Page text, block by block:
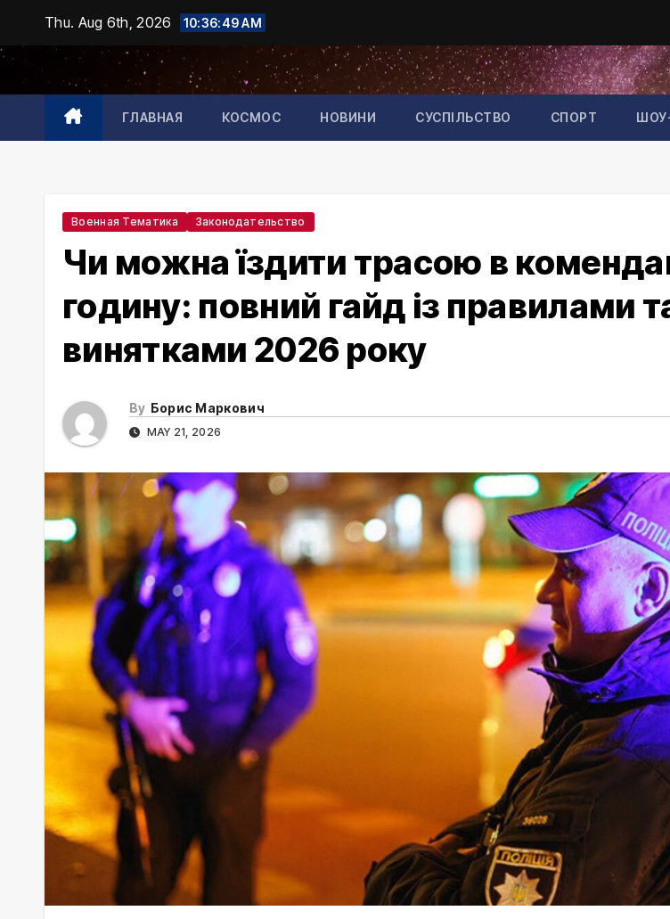
content
Thu. Aug 6th, 2026 10:36:50 AM
ГЛАВНАЯ КОСМОС НОВИНИ СУСПІЛЬСТВО СПОРТ
Военная Тематика Законодательство
Чи можна їздити трасою в
годину: повний гайд із правилами
винятками 2026 року
By Борис Маркович
MAY 21, 2026